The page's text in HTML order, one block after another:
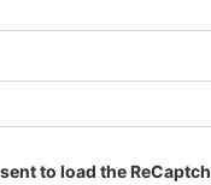
to load the